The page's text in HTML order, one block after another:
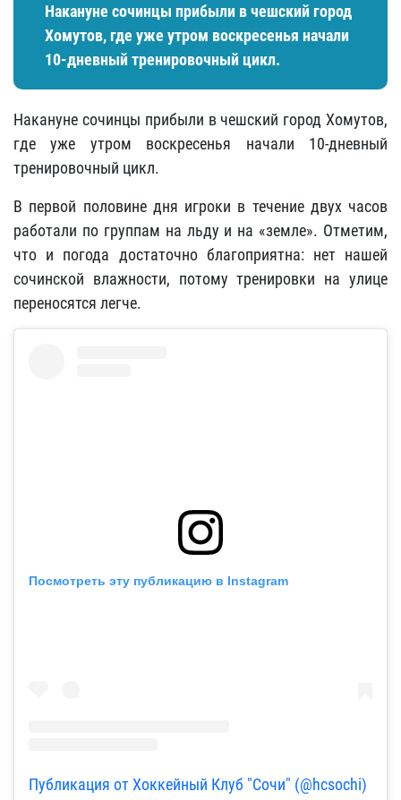
Накануне сочинцы прибыли в чешский город
Хомутов, где уже утром воскресенья начали
10-дневный тренировочный цикл.
Накануне сочинцы прибыли в чешский город Хомутов,
где уже утром воскресенья начали 10-дневный
тренировочный цикл.
В первой половине дня игроки в течение двух часов
работали по группам на льду и на «земле». Отметим,
что и погода достаточно благоприятна: нет нашей
сочинской влажности, потому тренировки на улице
переносятся легче.
Посмотреть эту публикацию в Instagram
Публикация от Хоккейный Клуб "Сочи" (@hcsochi)